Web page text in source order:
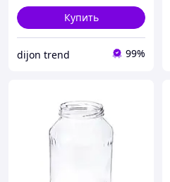
Купить
dijon trend 99%